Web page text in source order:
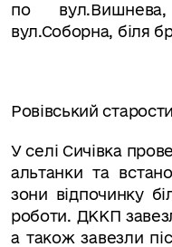
по
вул.Соборна, біля
Ровівський
У селі Сичівка
альтанки та
зони відпочинку
роботи. ДККП
а також завезли